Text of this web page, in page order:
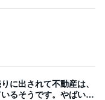
に出されて不動産は、
るそうです。やばいで